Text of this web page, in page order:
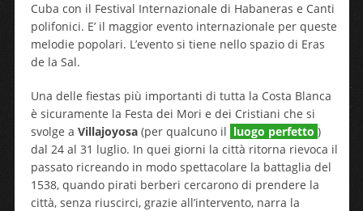
Cuba con il Festival Internazionale di Habaneras e Canti
polifonici. E’ il maggior evento internazionale per queste
melodie popolari. L’evento si tiene nello spazio di Eras
de la Sal.
Una delle fiestas più importanti di tutta la Costa Blanca
è sicuramente la Festa dei Mori e dei Cristiani che si
svolge a Villajoyosa(per qualcuno il luogo perfetto )
dal 24 al 31 luglio. In quei giorni la città ritorna rievoca il
passato ricreando in modo spettacolare la battaglia del
1538, quando pirati berberi cercarono di prendere la
città, senza riuscirci, grazie all’intervento, narra la